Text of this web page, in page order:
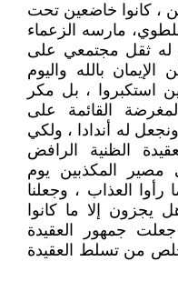
، كانوا خاضعين تحت
مارسه الزعماء
له ثقل مجتمعي على
بالله واليوم
استكبروا ، بل مكر
القائمة على
له أندادا ، ولكي
الظنية الرافض
مصير المكذبين يوم
رأوا العذاب ، وجعلنا
يجزون إلا ما كانوا
جمهور العقيدة
من تسلط العقيدة